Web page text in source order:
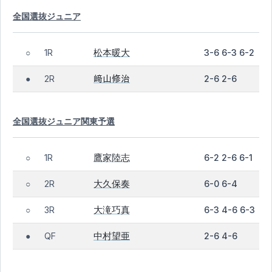
全国選抜ジュニア
○ 1R 松本暖大 3-6 6-3 6-2
● 2R 﨑山修治 2-6 2-6
全国選抜ジュニア関東予選
○ 1R 鷹家陸志 6-2 2-6 6-1
○ 2R 大久保奏 6-0 6-4
○ 3R 大滝巧真 6-3 4-6 6-3
● QF 中村望亜 2-6 4-6